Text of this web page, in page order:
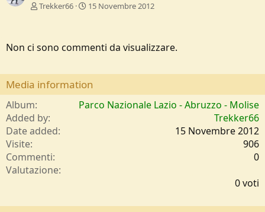
Trekker66 15 Novembre 2012
Non ci sono commenti da visualizzare.
Media information
Album
Parco Nazionale Lazio - Abruzzo - Molise
Added by
Trekker66
Date added
15 Novembre 2012
Visite
906
Commenti
0
Valutazione
0
0 voti